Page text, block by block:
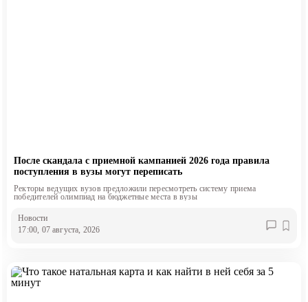
После скандала с приемной кампанией 2026 года правила
поступления в вузы могут переписать
Ректоры ведущих вузов предложили пересмотреть систему приема
победителей олимпиад на бюджетные места в вузы
Новости
17:00, 07 августа, 2026